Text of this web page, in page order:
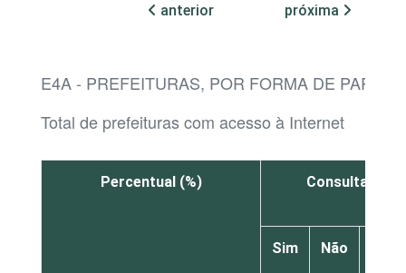
anterior
próxima
E4A - PREFEITURAS, POR FORMA DE
Total de prefeituras com acesso à Internet
Percentual (%) Consulta
Sim Não